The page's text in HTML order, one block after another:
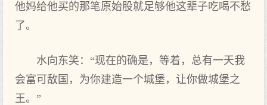
他妈给他买的那笔原始股就足够他这辈子吃喝不愁
了。
水向东笑：“现在的确是，等着，总有一天我
会富可敌国，为你建造一个城堡，让你做城堡之
王。”